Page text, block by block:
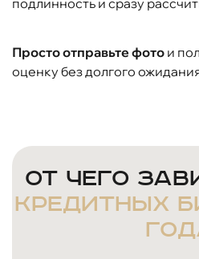
Просто отправьте фото и
оценку без долгого
От чего
кредитных